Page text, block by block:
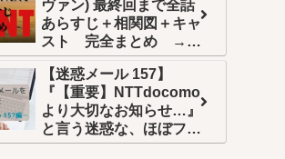
ヴァン) 最終回まで全話
あらすじ＋相関図＋キャ
スト 完全まとめ →年
末年始一挙再放送
→Netflix世界配信 →U-
NEXT全話配信
【迷惑メール 157】
『【重要】NTTdocomo
より大切なお知らせ…』
と言う迷惑な、ほぼフィ
ッシング詐欺的メール